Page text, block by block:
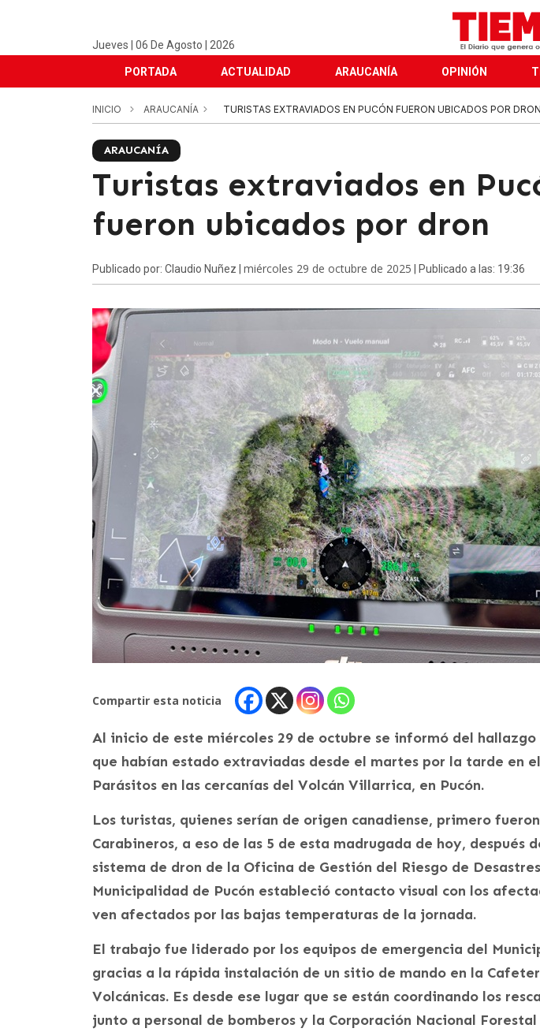
Jueves | 06 De Agosto | 2026
PORTADA ACTUALIDAD ARAUCANÍA OPINIÓN
INICIO ARAUCANÍA TURISTAS EXTRAVIADOS EN PUCÓN FUERON UBICADOS POR DRON
ARAUCANÍA
Turistas extraviados en
fueron ubicados por dron
Publicado por: Claudio Nuñez | miércoles 29 de octubre de 2025 | Publicado a las: 19:36
Compartir esta noticia
Al inicio de este miércoles 29 de octubre se informó del hallazgo
que habían estado extraviadas desde el martes por la tarde en
Parásitos en las cercanías del Volcán Villarrica, en Pucón.
Los turistas, quienes serían de origen canadiense, primero
Carabineros, a eso de las 5 de esta madrugada de hoy, después
sistema de dron de la Oficina de Gestión del Riesgo de
Municipalidad de Pucón estableció contacto visual con los
ven afectados por las bajas temperaturas de la jornada.
El trabajo fue liderado por los equipos de emergencia del
gracias a la rápida instalación de un sitio de mando en la
Volcánicas. Es desde ese lugar que se están coordinando los
junto a personal de bomberos y la Corporación Nacional Forestal